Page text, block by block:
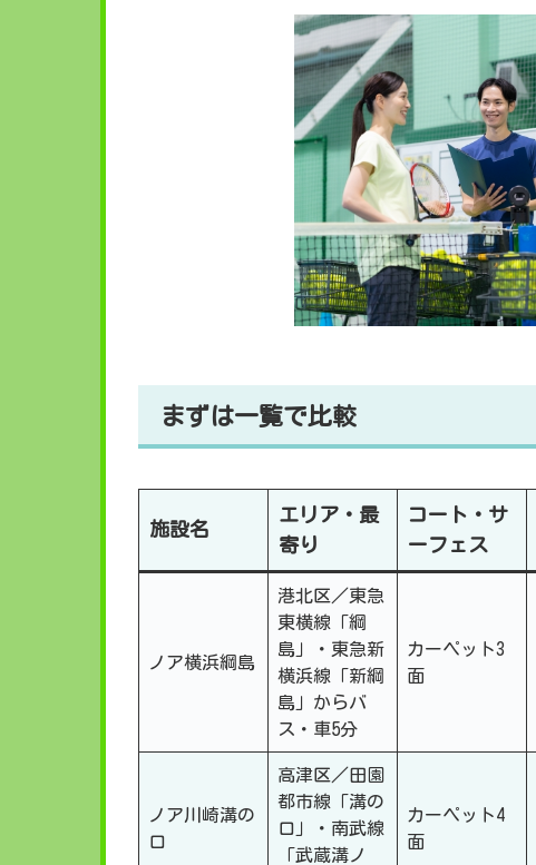
まずは一覧で比較
施設名
エリア・最
寄り
コート・サ
ーフェス
ノア横浜綱島
港北区／東急
東横線「綱
島」・東急新
横浜線「新綱
島」からバ
ス・車5分
カーペット3
面
ノア川崎溝の
口
高津区／田園
都市線「溝の
口」・南武線
「武蔵溝ノ
カーペット4
面